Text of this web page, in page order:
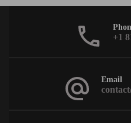
+1
Email